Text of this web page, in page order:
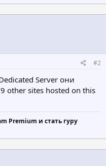
#2
Server они
other sites hosted on this
Premium и стать гуру